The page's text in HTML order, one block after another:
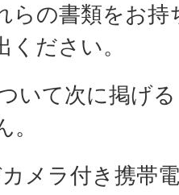
らの書類をお持
ださい。
いて次に掲げ
メラ付き携帯